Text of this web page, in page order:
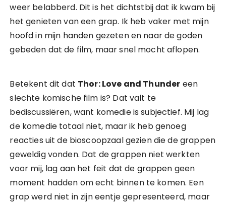
weer belabberd. Dit is het dichtstbij dat ik kwam bij
het genieten van een grap. Ik heb vaker met mijn
hoofd in mijn handen gezeten en naar de goden
gebeden dat de film, maar snel mocht aflopen.
Betekent dit dat Thor: Love and Thunder een
slechte komische film is? Dat valt te
bediscussiëren, want komedie is subjectief. Mij lag
de komedie totaal niet, maar ik heb genoeg
reacties uit de bioscoopzaal gezien die de grappen
geweldig vonden. Dat de grappen niet werkten
voor mij, lag aan het feit dat de grappen geen
moment hadden om echt binnen te komen. Een
grap werd niet in zijn eentje gepresenteerd, maar